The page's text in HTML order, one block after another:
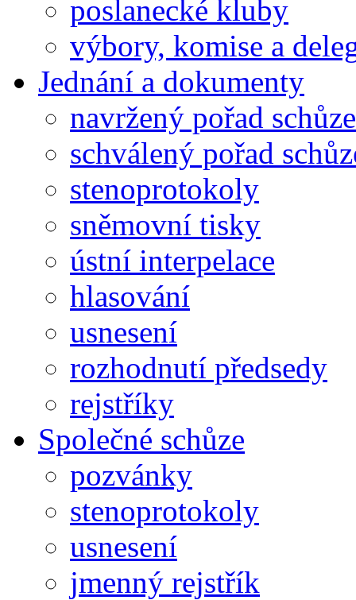
poslanecké kluby
výbory, komise a
Jednání a dokumenty
navržený pořad schůze
schválený pořad
stenoprotokoly
sněmovní tisky
ústní interpelace
hlasování
usnesení
rozhodnutí předsedy
rejstříky
Společné schůze
pozvánky
stenoprotokoly
usnesení
jmenný rejstřík